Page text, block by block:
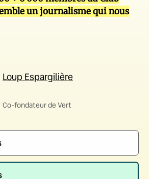
un journalisme qui nous
Loup Espargilière
Co-fondateur de Vert